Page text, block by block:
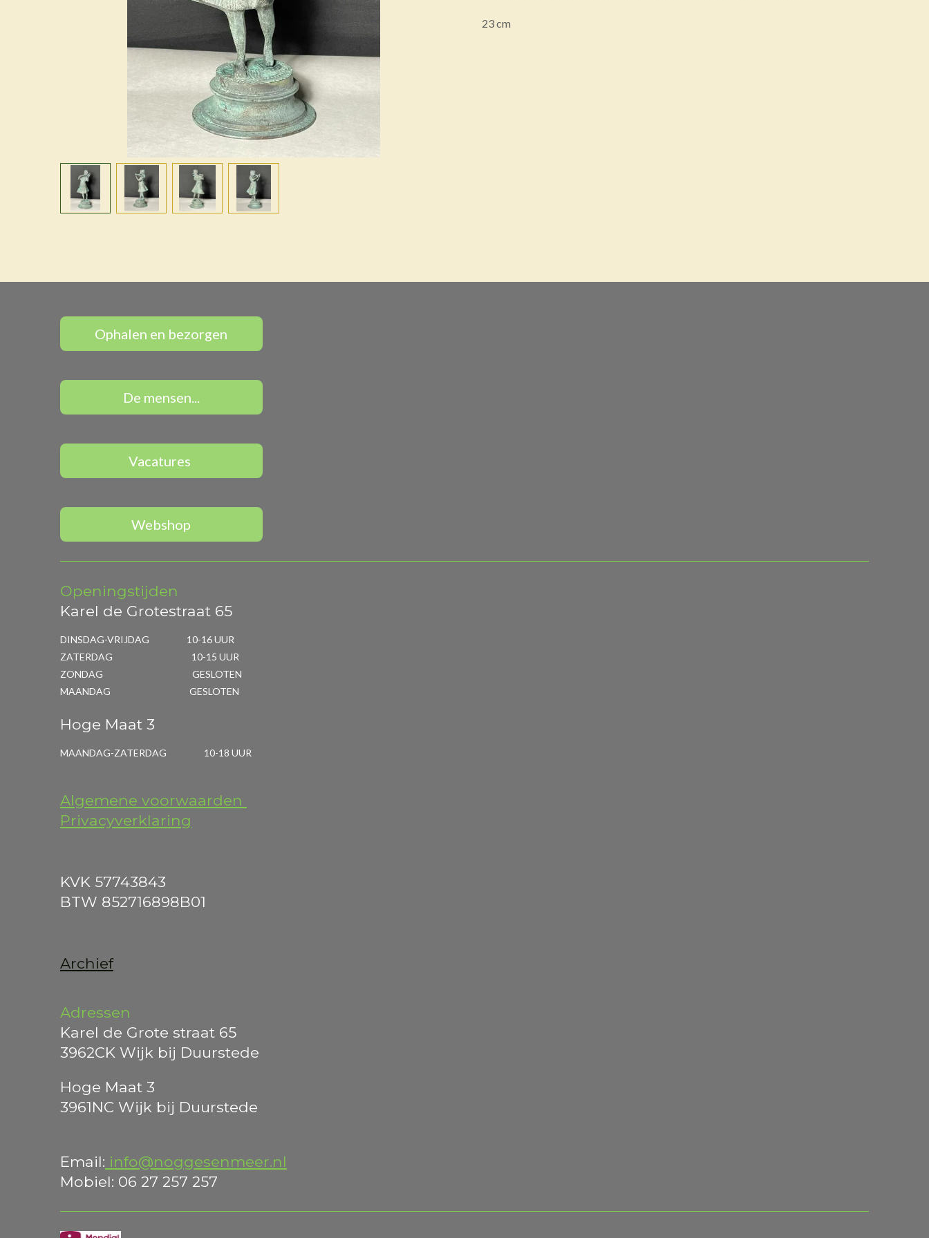
23 cm
Ophalen en bezorgen
De mensen...
Vacatures
Webshop
Openingstijden
Karel de Grotestraat 65
DINSDAG-VRIJDAG 10-16 UUR
ZATERDAG 10-15 UUR
ZONDAG GESLOTEN
MAANDAG GESLOTEN
Hoge Maat 3
MAANDAG-ZATERDAG 10-18 UUR
Algemene voorwaarden
Privacyverklaring
KVK 57743843
BTW 852716898B01
Archief
Adressen
Karel de Grote straat 65
3962CK Wijk bij Duurstede
Hoge Maat 3
3961NC Wijk bij Duurstede
Email: info@noggesenmeer.nl
Mobiel: 06 27 257 257